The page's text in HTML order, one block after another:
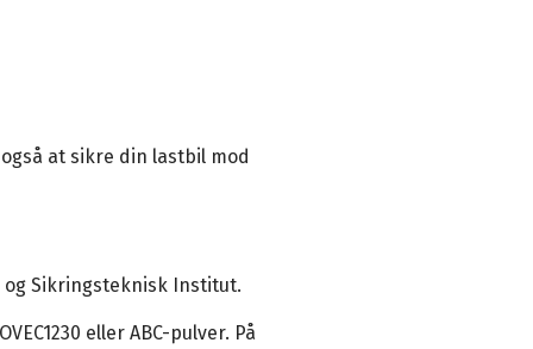
at sikre din lastbil mod
og Sikringsteknisk Institut.
eller ABC-pulver. På